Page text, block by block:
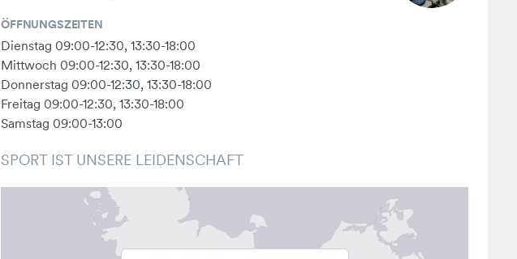
ÖFFNUNGSZEITEN
Dienstag 09:00-12:30, 13:30-18:00
Mittwoch 09:00-12:30, 13:30-18:00
Donnerstag 09:00-12:30, 13:30-18:00
Freitag 09:00-12:30, 13:30-18:00
Samstag 09:00-13:00
SPORT IST UNSERE LEIDENSCHAFT